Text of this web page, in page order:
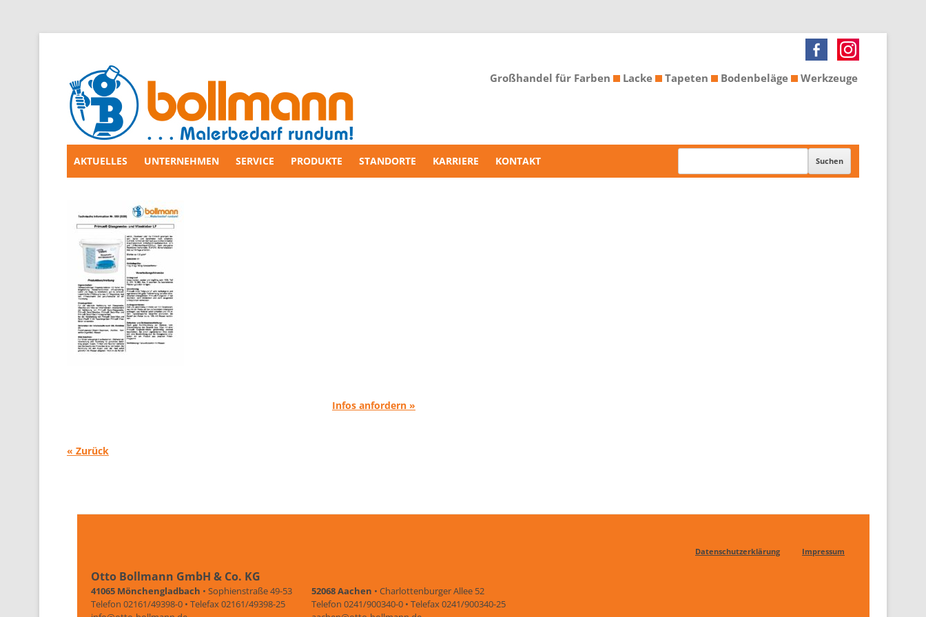
Großhandel für Farben Lacke Tapeten Bodenbeläge Werkzeuge
Zum
Inhalt
AKTUELLES UNTERNEHMEN SERVICE PRODUKTE STANDORTE KARRIERE KONTAKT
Infos anfordern »
« Zurück
Datenschutzerklärung Impressum
Otto Bollmann GmbH & Co. KG
41065 Mönchengladbach • Sophienstraße 49-53
Telefon 02161/49398-0 • Telefax 02161/49398-25
52068 Aachen • Charlottenburger Allee 52
Telefon 0241/900340-0 • Telefax 0241/900340-25